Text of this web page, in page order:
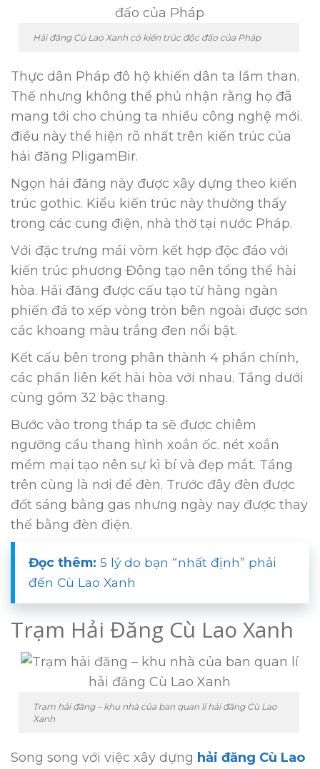
Hải đăng Cù Lao Xanh có kiến trúc độc đấo của Pháp
Thực dân Pháp đô hộ khiến dân ta lầm than.
Thế nhưng không thể phủ nhận rằng họ đã
mang tới cho chúng ta nhiều công nghệ mới.
điều này thể hiện rõ nhất trên kiến trúc của
hải đăng PligamBir.
Ngọn hải đăng này được xây dựng theo kiến
trúc gothic. Kiểu kiến trúc này thường thấy
trong các cung điện, nhà thờ tại nước Pháp.
Với đặc trưng mái vòm kết hợp độc đáo với
kiến trúc phương Đông tạo nên tổng thể hài
hòa. Hải đăng được cấu tạo từ hàng ngàn
phiến đá to xếp vòng tròn bên ngoài được sơn
các khoang màu trắng đen nổi bật.
Kết cấu bên trong phân thành 4 phần chính,
các phần liên kết hài hòa với nhau. Tầng dưới
cùng gồm 32 bậc thang.
Bước vào trong tháp ta sẽ được chiêm
ngưỡng cầu thang hình xoắn ốc. nét xoắn
mềm mại tạo nên sự kì bí và đẹp mắt. Tầng
trên cùng là nơi để đèn. Trước đây đèn được
đốt sáng bằng gas nhưng ngày nay được thay
thế bằng đèn điện.
Đọc thêm: 5 lý do bạn “nhất định” phải
đến Cù Lao Xanh
Trạm Hải Đăng Cù Lao Xanh
Trạm hải đăng – khu nhà của ban quan lí hải đăng Cù Lao
Xanh
Song song với việc xây dựng hải đăng Cù Lao